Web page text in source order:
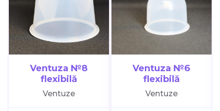
Ventuza №8
flexibilă
Ventuze
Ventuza №6
flexibilă
Ventuze